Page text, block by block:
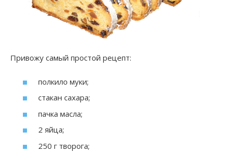
Привожу самый простой рецепт:
полкило муки;
стакан сахара;
пачка масла;
2 яйца;
250 г творога;